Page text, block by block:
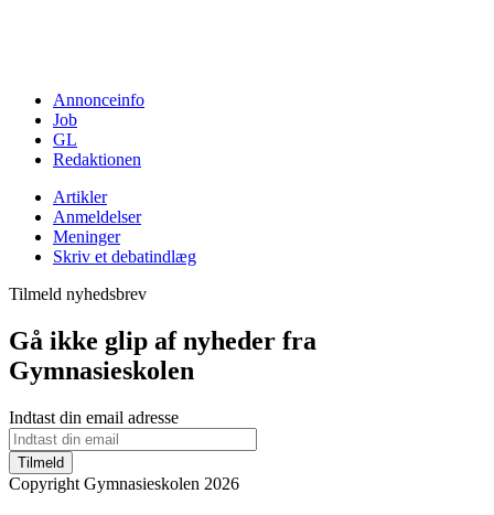
Annonceinfo
Job
GL
Redaktionen
Artikler
Anmeldelser
Meninger
Skriv et debatindlæg
Tilmeld nyhedsbrev
Gå ikke glip af nyheder fra
Gymnasieskolen
Indtast din email adresse
Tilmeld
Copyright Gymnasieskolen 2026